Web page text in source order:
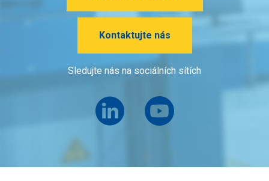
Kontaktujte nás
Sledujte nás na sociálních sítích